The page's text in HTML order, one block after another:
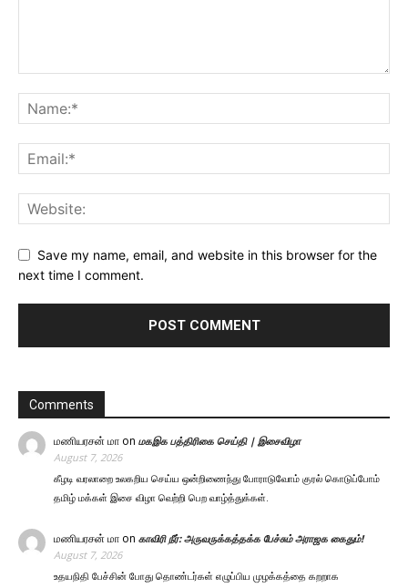
Save my name, email, and website in this browser for the
next time I comment.
Comments
மணியரசன் மா on மகஇக பத்திரிகை செய்தி | இசைவிழா
August 7, 2026
கீழடி வரலாறை உலகறிய செய்ய ஒன்றிணைந்து போராடுவோம் குரல் கொடுப்போம்
தமிழ் மக்கள் இசை விழா வெற்றி பெற வாழ்த்துக்கள்.
மணியரசன் மா on காவிரி நீர்: அருவருக்கத்தக்க பேச்சும் அராஜக கைதும்!
August 7, 2026
உதயநிதி பேச்சின் போது தொண்டர்கள் எழுப்பிய முழக்கத்தை கறறாக